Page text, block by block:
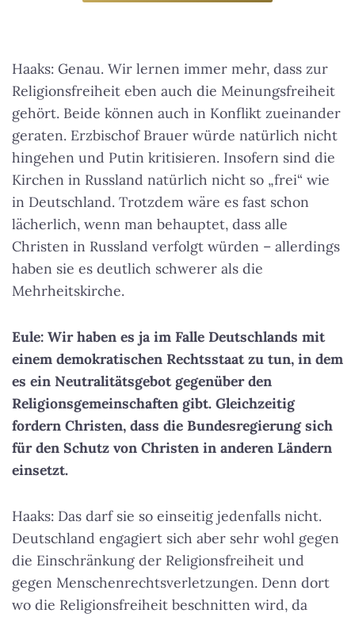
Haaks: Genau. Wir lernen immer mehr, dass zur
Religionsfreiheit eben auch die Meinungsfreiheit
gehört. Beide können auch in Konflikt zueinander
geraten. Erzbischof Brauer würde natürlich nicht
hingehen und Putin kritisieren. Insofern sind die
Kirchen in Russland natürlich nicht so „frei“ wie
in Deutschland. Trotzdem wäre es fast schon
lächerlich, wenn man behauptet, dass alle
Christen in Russland verfolgt würden – allerdings
haben sie es deutlich schwerer als die
Mehrheitskirche.
Eule: Wir haben es ja im Falle Deutschlands mit
einem demokratischen Rechtsstaat zu tun, in dem
es ein Neutralitätsgebot gegenüber den
Religionsgemeinschaften gibt. Gleichzeitig
fordern Christen, dass die Bundesregierung sich
für den Schutz von Christen in anderen Ländern
einsetzt.
Haaks: Das darf sie so einseitig jedenfalls nicht.
Deutschland engagiert sich aber sehr wohl gegen
die Einschränkung der Religionsfreiheit und
gegen Menschenrechtsverletzungen. Denn dort
wo die Religionsfreiheit beschnitten wird, da